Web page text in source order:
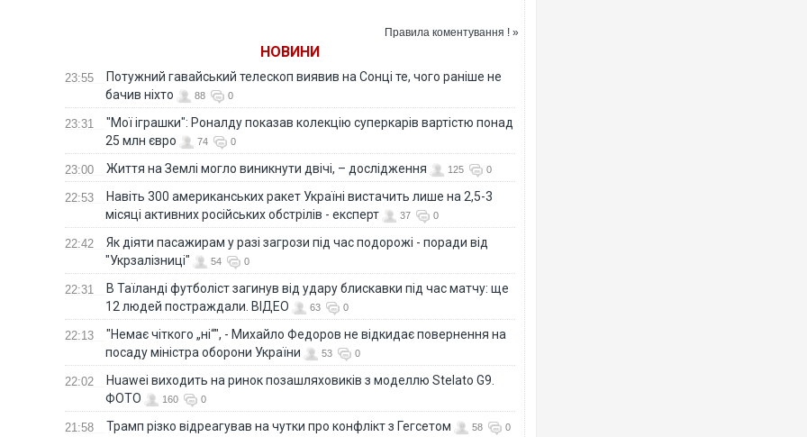
Правила коментування ! »
НОВИНИ
23:55
Потужний гавайський телескоп виявив на Сонці те, чого раніше не
бачив ніхто
88 0
23:31
"Мої іграшки": Роналду показав колекцію суперкарів вартістю понад
25 млн євро
74 0
23:00 Життя на Землі могло виникнути двічі, – дослідження 125 0
22:53
Навіть 300 американських ракет Україні вистачить лише на 2,5-3
місяці активних російських обстрілів - експерт
37 0
22:42
Як діяти пасажирам у разі загрози під час подорожі - поради від
"Укрзалізниці"
54 0
22:31
В Таїланді футболіст загинув від удару блискавки під час матчу: ще
12 людей постраждали. ВІДЕО
63 0
22:13
"Немає чіткого „ні“", - Михайло Федоров не відкидає повернення на
посаду міністра оборони України
53 0
22:02
Huawei виходить на ринок позашляховиків з моделлю Stelato G9.
ФОТО
160 0
21:58 Трамп різко відреагував на чутки про конфлікт з Гегсетом 58 0